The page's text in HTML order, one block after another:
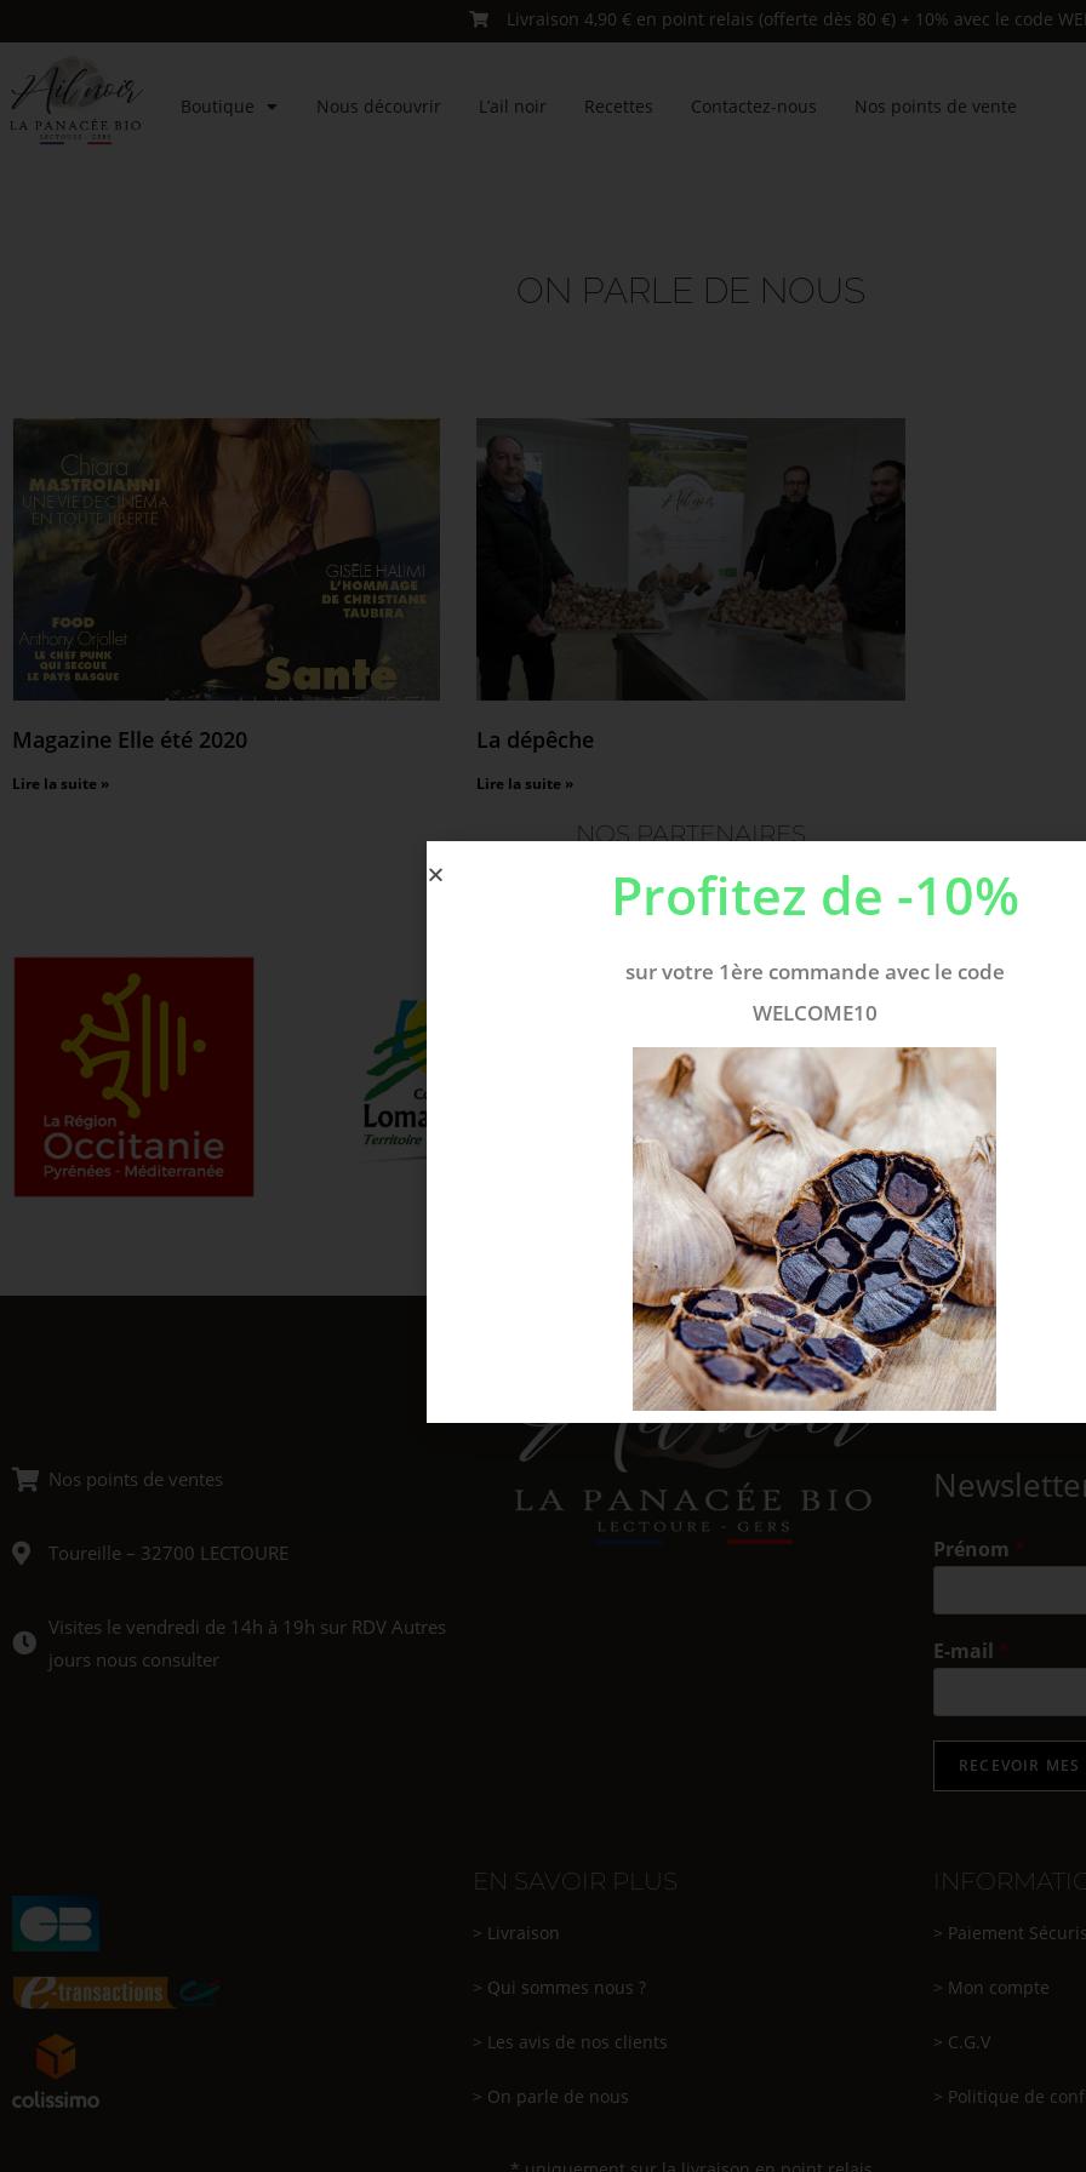
Livraison 4,90 € en point relais (offerte dès 80 €) + 10% avec le code
Boutique Nous découvrir L’ail noir Recettes Contactez-nous Nos points de vente
ON PARLE DE NOUS
Magazine Elle été 2020
Lire la suite »
La dépêche
Lire la suite »
NOS PARTENAIRES
Nos points de ventes
Toureille – 32700 LECTOURE
Visites le vendredi de 14h à 19h sur RDV Autres
jours nous consulter
09 62 12 62
Nous écrire
Prénom *
E-mail *
RECEVOIR
EN SAVOIR PLUS
> Livraison
> Qui sommes nous ?
> Les avis de nos clients
> On parle de nous
> Paiement
> Mon compte
> C.G.V
> Politique de
Profitez de -10%
sur votre 1ère commande avec le code
WELCOME10